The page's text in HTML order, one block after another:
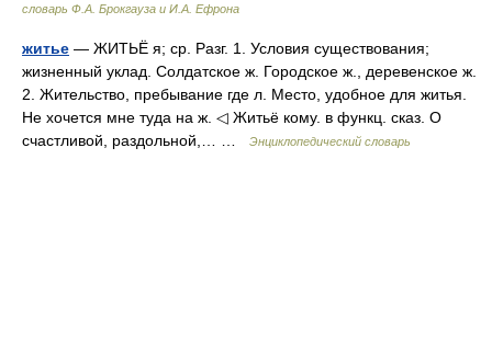
словарь Ф.А. Брокгауза и И.А. Ефрона
житье — ЖИТЬЁ я; ср. Разг. 1. Условия существования;
жизненный уклад. Солдатское ж. Городское ж., деревенское ж.
2. Жительство, пребывание где л. Место, удобное для житья.
Не хочется мне туда на ж. ◁ Житьё кому. в функц. сказ. О
счастливой, раздольной,… …
Энциклопедический словарь